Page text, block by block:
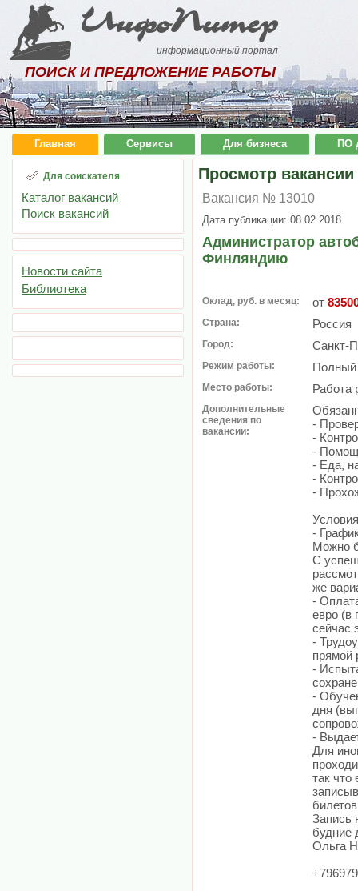
ИнфоПитер
информационный портал
ПОИСК И ПРЕДЛОЖЕНИЕ РАБОТЫ
Главная Сервисы Для бизнеса ПО
Для соискателя
Каталог вакансий
Поиск вакансий
Новости сайта
Библиотека
Просмотр вакансии
Вакансия № 13010
Дата публикации: 08.02.2018
Администратор
Финляндию
Оклад, руб. в месяц: от
Страна: Россия
Город: Санкт-
Режим работы: Полный
Место работы: Работа
Дополнительные
сведения по
вакансии:
-
-
-
- Еда,
-
-
-
Можно
С
же
-
евро (в
сейчас
-
прямой
-
-
дня
-
Для
так что
Запись
будние
Ольга